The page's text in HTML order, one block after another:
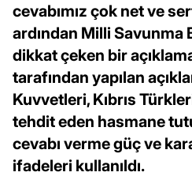
cevabımız çok net ve
ardından Milli Savunma
dikkat çeken bir
tarafından yapılan
Kuvvetleri, Kıbrıs
tehdit eden hasmane
cevabı verme güç ve
ifadeleri kullanıldı.